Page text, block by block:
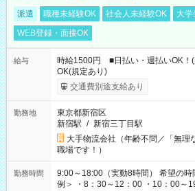
派遣 職種未経験OK 社会人未経験OK 大学
WEB登録・面接OK
給与
時給1500円 ■日払い・週払いOK
OK(規定あり)
交通費別途支給あり
勤務地
東京都新宿区
新宿駅 / 新宿三丁目駅
大手物流会社（年齢不問／「無理
職場です！）
勤務時間
9:00～18:00（実動8時間） 希望の時間帯を選べます！ ＜シフト
例＞ ・8：30～12：00 ・10：00～